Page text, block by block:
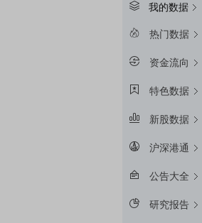
我的数据
热门数据
资金流向
特色数据
新股数据
沪深港通
公告大全
研究报告